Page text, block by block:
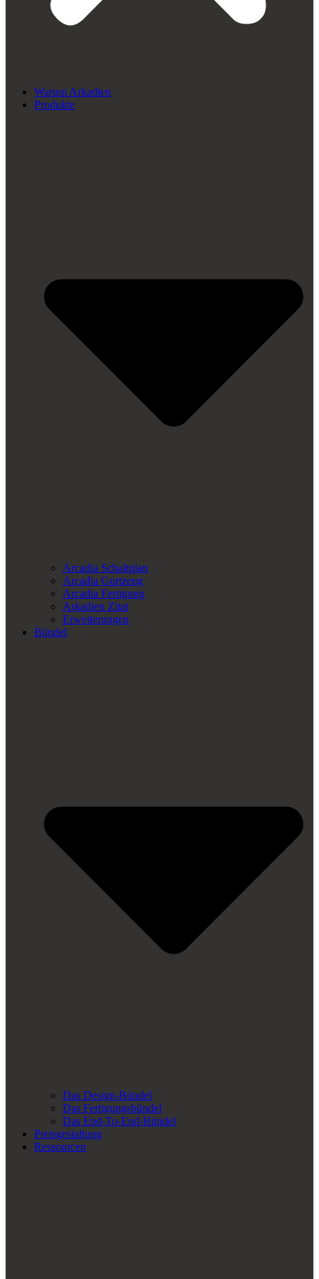
Warum Arkadien
Produkte
Arcadia Schaltplan
Arcadia Gurtzeug
Arcadia Fertigung
Arkadien Zitat
Erweiterungen
Bündel
Das Design-Bündel
Das Fertigungsbündel
Das End-To-End-Bündel
Preisgestaltung
Ressourcen